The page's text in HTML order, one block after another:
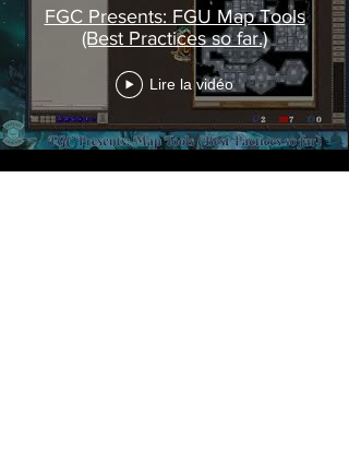
FGC Presents: FGU Map Tools
(Best Practices so far.)
Lire la vidéo